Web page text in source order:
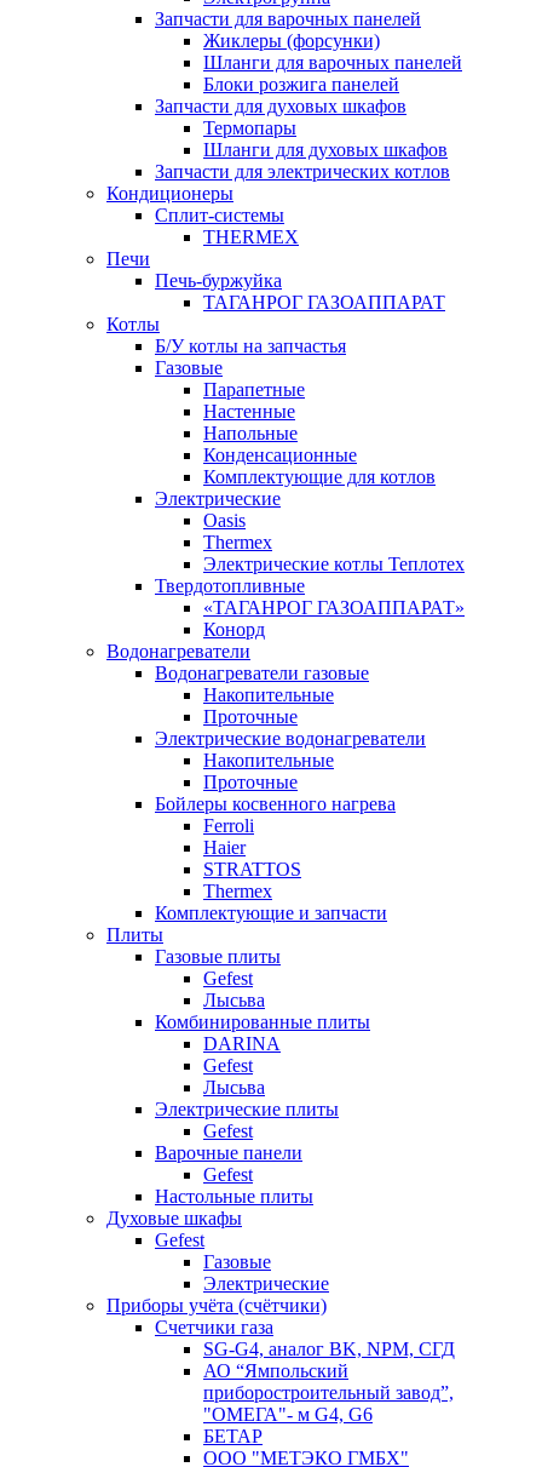
Запчасти для варочных панелей
Жиклеры (форсунки)
Шланги для варочных панелей
Блоки розжига панелей
Запчасти для духовых шкафов
Термопары
Шланги для духовых шкафов
Запчасти для электрических котлов
Кондиционеры
Сплит-системы
THERMEX
Печи
Печь-буржуйка
ТАГАНРОГ ГАЗОАППАРАТ
Котлы
Б/У котлы на запчастья
Газовые
Парапетные
Настенные
Напольные
Конденсационные
Комплектующие для котлов
Электрические
Oasis
Thermex
Электрические котлы Теплотех
Твердотопливные
«ТАГАНРОГ ГАЗОАППАРАТ»
Конорд
Водонагреватели
Водонагреватели газовые
Накопительные
Проточные
Электрические водонагреватели
Накопительные
Проточные
Бойлеры косвенного нагрева
Ferroli
Haier
STRATTOS
Thermex
Комплектующие и запчасти
Плиты
Газовые плиты
Gefest
Лысьва
Комбинированные плиты
DARINA
Gefest
Лысьва
Электрические плиты
Gefest
Варочные панели
Gefest
Настольные плиты
Духовые шкафы
Gefest
Газовые
Электрические
Приборы учёта (счётчики)
Счетчики газа
SG-G4, аналог BK, NPM, СГД
АО “Ямпольский
приборостроительный завод”,
"ОМЕГА"- м G4, G6
БЕТАР
ООО "МЕТЭКО ГМБХ"